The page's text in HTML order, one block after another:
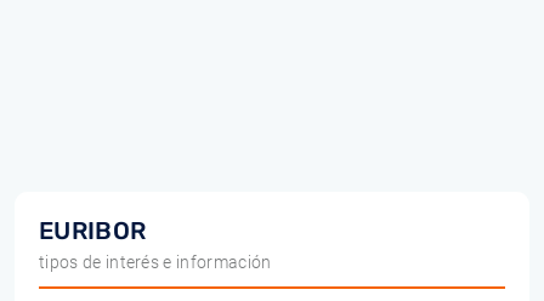
EURIBOR
tipos de interés e información